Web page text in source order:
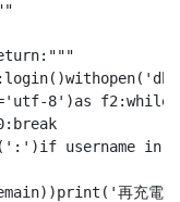
8')as f2:while
username in
再充電は